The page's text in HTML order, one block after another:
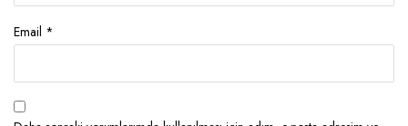
Email *